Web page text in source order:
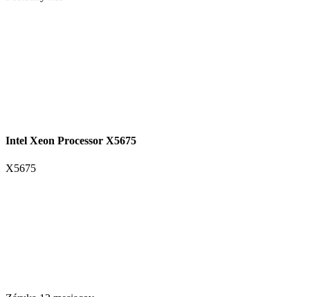
Intel Xeon Processor X5675
X5675